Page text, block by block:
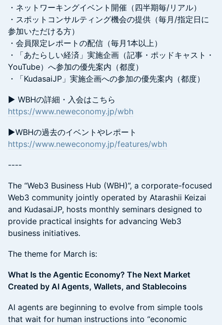
・ネットワーキングイベント開催（四半期毎/リアル）
・スポットコンサルティング機会の提供（毎月/指定日に
参加いただける方）
・会員限定レポートの配信（毎月1本以上）
・「あたらしい経済」実施企画（記事・ポッドキャスト・
YouTube）へ参加の優先案内（都度）
・「KudasaiJP」実施企画への参加の優先案内（都度）
▶ WBHの詳細・入会はこちら
https://www.neweconomy.jp/wbh
▶WBHの過去のイベントやレポート
https://www.neweconomy.jp/features/wbh
----
The “Web3 Business Hub (WBH)”, a corporate-focused
Web3 community jointly operated by Atarashii Keizai
and KudasaiJP, hosts monthly seminars designed to
provide practical insights for advancing Web3
business initiatives.
The theme for March is:
What Is the Agentic Economy? The Next Market
Created by AI Agents, Wallets, and Stablecoins
AI agents are beginning to evolve from simple tools
that wait for human instructions into “economic